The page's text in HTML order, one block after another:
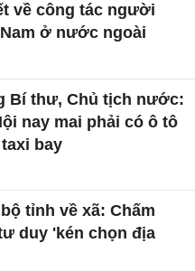
về công tác người
ở nước ngoài
Bí thư, Chủ tịch nước:
nay mai phải có ô tô
bay
tỉnh về xã: Chấm
duy 'kén chọn địa